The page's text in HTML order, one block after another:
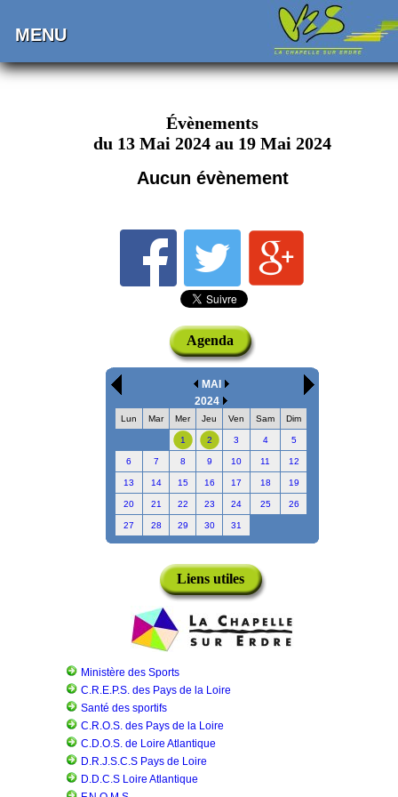
MENU
Évènements
du 13 Mai 2024 au 19 Mai 2024
Aucun évènement
Agenda
MAI
2024
Lun Mar Mer Jeu Ven Sam Dim
1 2 3 4 5
6 7 8 9 10 11 12
13 14 15 16 17 18 19
20 21 22 23 24 25 26
27 28 29 30 31
Liens utiles
Ministère des Sports
C.R.E.P.S. des Pays de la Loire
Santé des sportifs
C.R.O.S. des Pays de la Loire
C.D.O.S. de Loire Atlantique
D.R.J.S.C.S Pays de Loire
D.D.C.S Loire Atlantique